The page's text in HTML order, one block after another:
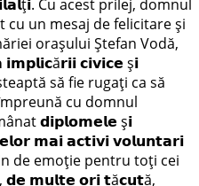
Cu acest prilej, domnul
cu un mesaj de felicitare și
orașului Ștefan Vodă,
𝗰𝗶𝘃𝗶𝗰𝗲 ș𝗶
să fie rugați ca să
cu domnul
𝗱𝗶𝗽𝗹𝗼𝗺𝗲𝗹𝗲 ș𝗶
𝗺𝗮𝗶 𝗮𝗰𝘁𝗶𝘃𝗶 𝘃𝗼𝗹𝘂𝗻𝘁𝗮𝗿𝗶
de emoție pentru toți cei
𝗺𝘂𝗹𝘁𝗲 𝗼𝗿𝗶 𝘁ă𝗰𝘂𝘁ă,